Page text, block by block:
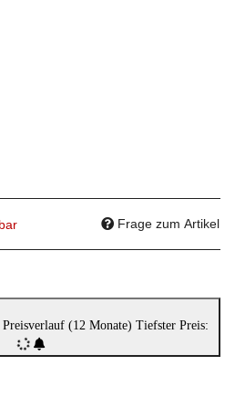
Frage zum Artikel
Preisverlauf (12 Monate)